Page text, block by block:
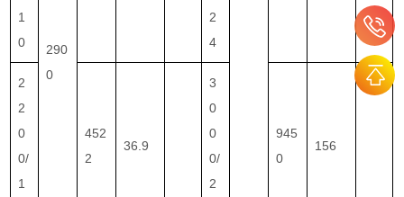
290
0
1
0
2
4
2
2
0
0/
1
452
2
36.9
3
0
0
0/
2
945
0
156